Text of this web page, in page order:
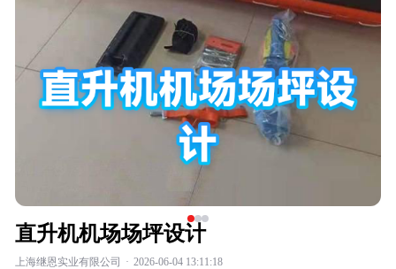
直升机机场场坪设计
上海继恩实业有限公司 · 2026-06-04 13:11:18